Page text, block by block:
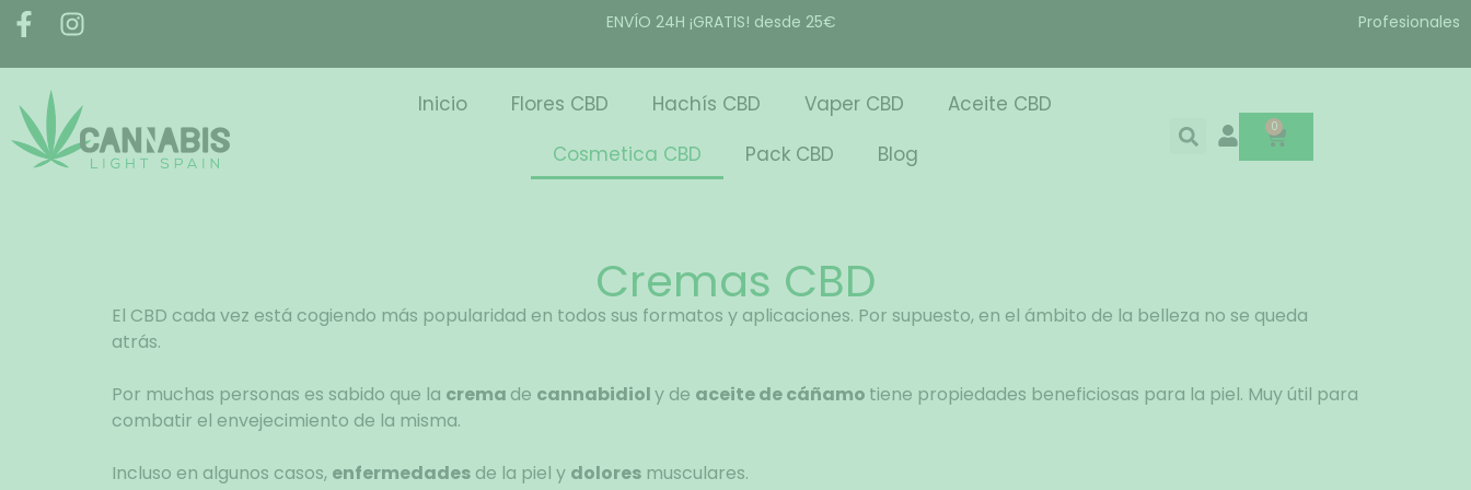
ENVÍO 24H ¡GRATIS! desde 25€ Profesionales
Inicio Flores CBD Hachís CBD Vaper CBD
Aceite CBD
Cosmetica CBD
Pack CBD Blog
0
Cremas CBD
El CBD cada vez está cogiendo más popularidad en todos sus formatos y aplicaciones. Por supuesto, en el ámbito de la belleza no se queda
atrás.
Por muchas personas es sabido que la crema de cannabidioly de aceite de cáñamo tiene propiedades beneficiosas para la piel. Muy útil para
combatir el envejecimiento de la misma.
Incluso en algunos casos, enfermedades de la piel y dolores musculares.